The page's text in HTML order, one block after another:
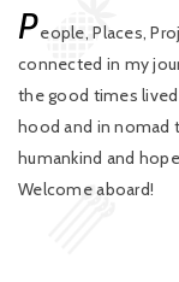
People, Places,
connected in my
the good times
hood and in nomad
humankind and
Welcome aboard!